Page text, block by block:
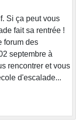
Si ça peut vous
fait sa rentrée !
forum des
septembre à
rencontrer et vous
d'escalade...